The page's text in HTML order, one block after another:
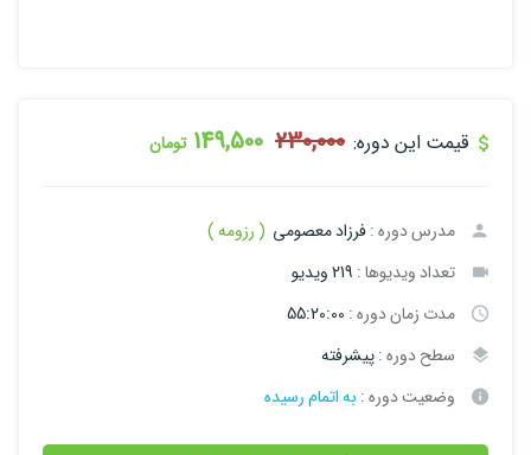
قیمت این دوره: 230,000
149,500 تومان
مدرس دوره :فرزاد معصومی ( رزومه )
تعداد ویدیوها : 219 ویدیو
مدت زمان دوره : 55:20:00
سطح دوره :پیشرفته
وضعیت دوره : به اتمام رسیده